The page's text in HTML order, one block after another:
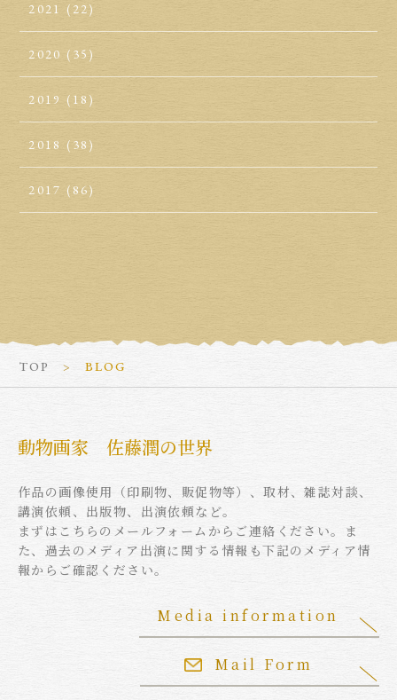
2021 (22)
2020 (35)
2019 (18)
2018 (38)
2017 (86)
TOP BLOG
動物画家 佐藤潤の世界
作品の画像使用（印刷物、販促物等）、取材、雑誌対談、
講演依頼、出版物、出演依頼など。
まずはこちらのメールフォームからご連絡ください。ま
た、過去のメディア出演に関する情報も下記のメディア情
報からご確認ください。
Mail Form
Media information